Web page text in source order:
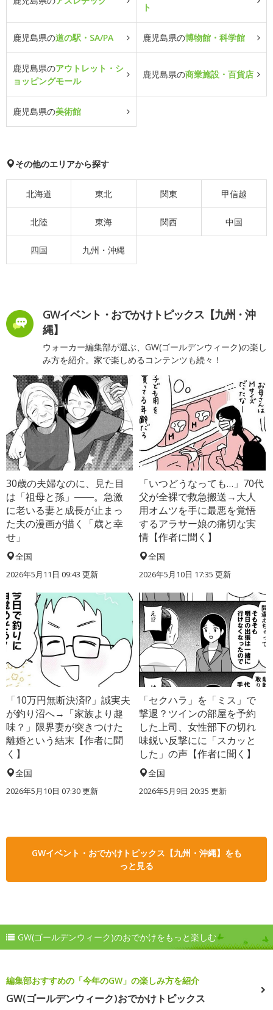
ト
鹿児島県の道の駅・SA/PA 鹿児島県の博物館・科学館
鹿児島県のアウトレット・シ
ョッピングモール
鹿児島県の商業施設・百貨店
鹿児島県の美術館
その他のエリアから探す
北海道 東北 関東 甲信越
北陸 東海 関西 中国
四国 九州・沖縄
GWイベント・おでかけトピックス【九州・沖
縄】
ウォーカー編集部が選ぶ、GW(ゴールデンウィーク)の楽し
み方を紹介。家で楽しめるコンテンツも続々！
30歳の夫婦なのに、見た目
は「祖母と孫」――。急激
に老いる妻と成長が止まっ
た夫の漫画が描く「歳と幸
せ」
全国
2026年5月11日 09:43 更新
「いつどうなっても…」70代
父が全裸で救急搬送→大人
用オムツを手に最悪を覚悟
するアラサー娘の痛切な実
情【作者に聞く】
全国
2026年5月10日 17:35 更新
「10万円無断決済!?」誠実夫
が釣り沼へ→「家族より趣
味？」限界妻が突きつけた
離婚という結末【作者に聞
く】
全国
2026年5月10日 07:30 更新
「セクハラ」を「ミス」で
撃退？ツインの部屋を予約
した上司、女性部下の切れ
味鋭い反撃にに「スカッと
した」の声【作者に聞く】
全国
2026年5月9日 20:35 更新
GWイベント・おでかけトピックス【九州・沖縄】をも
っと見る
GW(ゴールデンウィーク)のおでかけをもっと楽しむ
編集部おすすめの「今年のGW」の楽しみ方を紹介
GW(ゴールデンウィーク)おでかけトピックス